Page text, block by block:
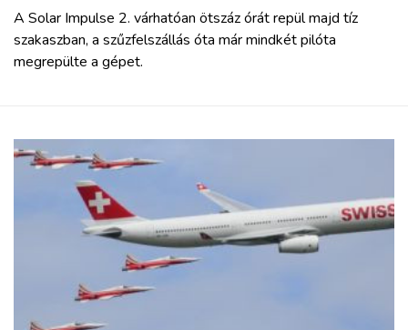
A Solar Impulse 2. várhatóan ötszáz órát repül majd tíz
szakaszban, a szűzfelszállás óta már mindkét pilóta
megrepülte a gépet.